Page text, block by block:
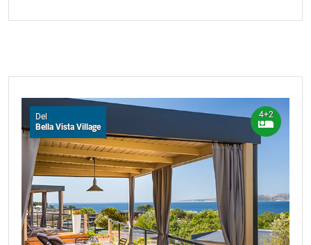
Del
Bella Vista Village
4+2